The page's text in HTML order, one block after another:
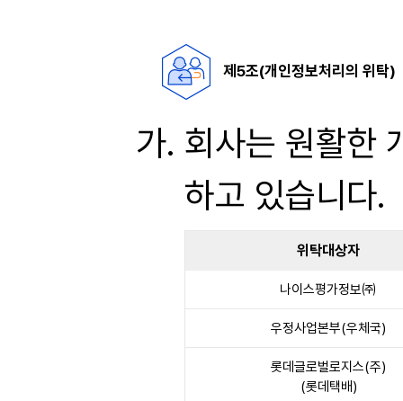
제5조(개인정보처리의 위탁)
회사는 원활한
하고 있습니다.
위탁대상자
나이스평가정보㈜
우정사업본부(우체국)
롯데글로벌로지스(주)
(롯데택배)